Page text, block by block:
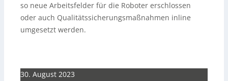
so neue Arbeitsfelder für die Roboter erschlossen
oder auch Qualitätssicherungsmaßnahmen inline
umgesetzt werden.
30. August 2023